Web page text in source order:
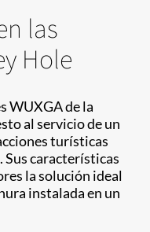
las
Hole
WUXGA de la
al servicio de un
turísticas
Sus características
la solución ideal
instalada en un